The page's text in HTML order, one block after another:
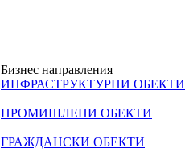
Бизнес направления
ИНФРАСТРУКТУРНИ ОБЕКТИ
ПРОМИШЛЕНИ ОБЕКТИ
ГРАЖДАНСКИ ОБЕКТИ